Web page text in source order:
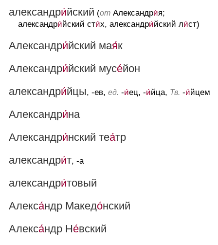
александри́йский (от Александри́я;
александри́йский сти́х, александри́йский ли́ст)
Александри́йский мая́к
Александри́йский мусе́йон
александри́йцы, -ев, ед. -и́ец, -и́йца, Тв. -и́йцем
Александри́на
Александри́нский теа́тр
александри́т, -а
александри́товый
Алекса́ндр Македо́нский
Алекса́ндр Не́вский